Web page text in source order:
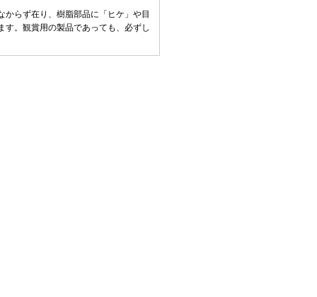
らず在り、樹脂部品に「ヒケ」や目
。観賞用の製品であっても、必ずし